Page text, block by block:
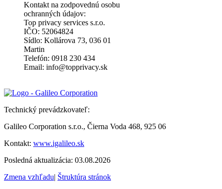
Kontakt na zodpovednú osobu
ochranných údajov:
Top privacy services s.r.o.
IČO: 52064824
Sídlo: Kollárova 73, 036 01
Martin
Telefón: 0918 230 434
Email: info@topprivacy.sk
Technický prevádzkovateľ:
Galileo Corporation s.r.o., Čierna Voda 468, 925 06
Kontakt: www.igalileo.sk
Posledná aktualizácia: 03.08.2026
Zmena vzhľadu| Štruktúra stránok